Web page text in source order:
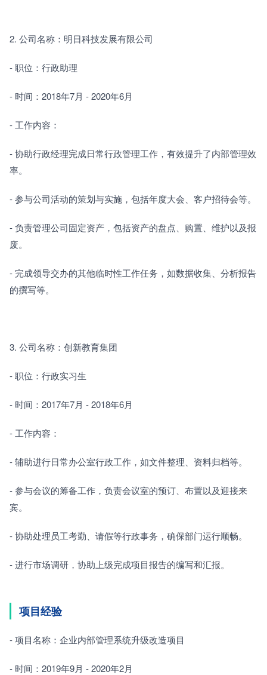
2. 公司名称：明日科技发展有限公司
- 职位：行政助理
- 时间：2018年7月 - 2020年6月
- 工作内容：
- 协助行政经理完成日常行政管理工作，有效提升了内部管理效
率。
- 参与公司活动的策划与实施，包括年度大会、客户招待会等。
- 负责管理公司固定资产，包括资产的盘点、购置、维护以及报
废。
- 完成领导交办的其他临时性工作任务，如数据收集、分析报告
的撰写等。
3. 公司名称：创新教育集团
- 职位：行政实习生
- 时间：2017年7月 - 2018年6月
- 工作内容：
- 辅助进行日常办公室行政工作，如文件整理、资料归档等。
- 参与会议的筹备工作，负责会议室的预订、布置以及迎接来
宾。
- 协助处理员工考勤、请假等行政事务，确保部门运行顺畅。
- 进行市场调研，协助上级完成项目报告的编写和汇报。
项目经验
- 项目名称：企业内部管理系统升级改造项目
- 时间：2019年9月 - 2020年2月